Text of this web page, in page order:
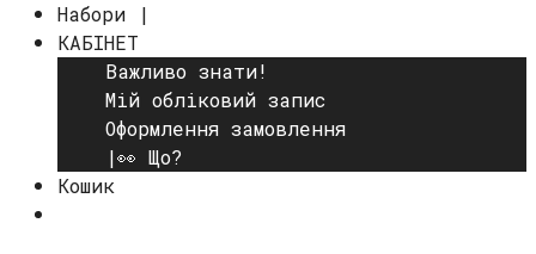
Набори |
КАБІНЕТ
Важливо знати!
Мій обліковий запис
Оформлення замовлення
|👀 Що?
Кошик